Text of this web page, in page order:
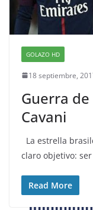
GOLAZO HD
18 septiembre,
Guerra
Cavani
La estrella
claro objetivo:
Read More